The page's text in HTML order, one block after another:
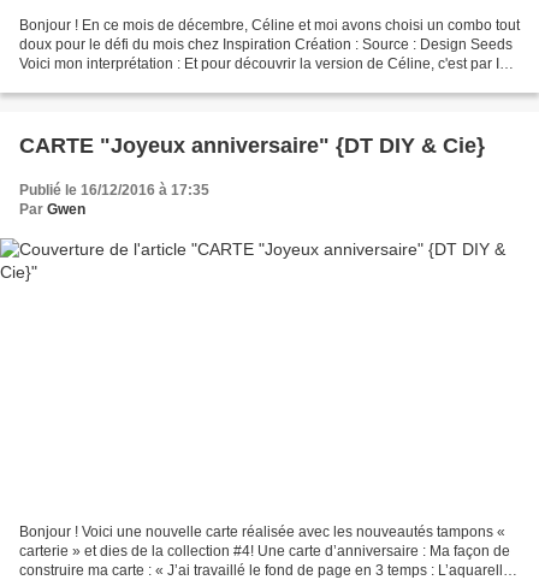
Bonjour ! En ce mois de décembre, Céline et moi avons choisi un combo tout
doux pour le défi du mois chez Inspiration Création : Source : Design Seeds
Voici mon interprétation : Et pour découvrir la version de Céline, c'est par ICI
CARTE "Joyeux anniversaire" {DT DIY & Cie}
Publié le 16/12/2016 à 17:35
Par Gwen
Bonjour ! Voici une nouvelle carte réalisée avec les nouveautés tampons «
carterie » et dies de la collection #4! Une carte d’anniversaire : Ma façon de
construire ma carte : « J’ai travaillé le fond de page en 3 temps : L’aquarelle